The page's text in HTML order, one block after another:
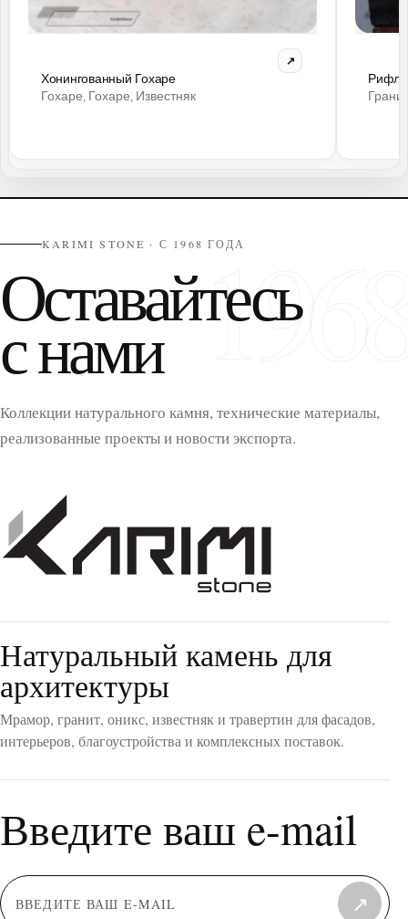
Хонингованный Гохаре
Гохаре Гохаре Известняк
KARIMI STONE · С 1968 ГОДА
Оставайтесь
с нами
Коллекции натурального камня, технические материалы,
реализованные проекты и новости экспорта.
Натуральный камень для
архитектуры
Мрамор, гранит, оникс, известняк и травертин для фасадов,
интерьеров, благоустройства и комплексных поставок.
Введите ваш e-mail
↗